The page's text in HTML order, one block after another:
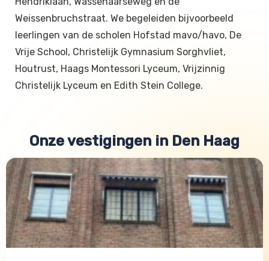
Weissenbruchstraat. We begeleiden bijvoorbeeld
leerlingen van de scholen Hofstad mavo/havo, De
Vrije School, Christelijk Gymnasium Sorghvliet,
Houtrust, Haags Montessori Lyceum, Vrijzinnig
Christelijk Lyceum en Edith Stein College.
Onze vestigingen in Den Haag